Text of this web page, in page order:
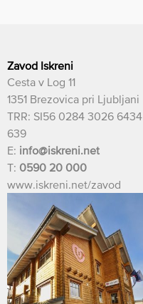
Zavod Iskreni
Cesta v Log 11
1351 Brezovica pri Ljubljani
TRR: SI56 0284 3026 6434
639
E: info@iskreni.net
T: 0590 20 000
www.iskreni.net/zavod